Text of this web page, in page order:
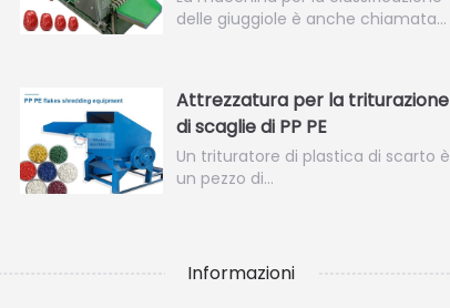
delle giuggiole è anche chiamata…
Attrezzatura per la triturazione
di scaglie di PP PE
Un trituratore di plastica di scarto è
un pezzo di…
Informazioni